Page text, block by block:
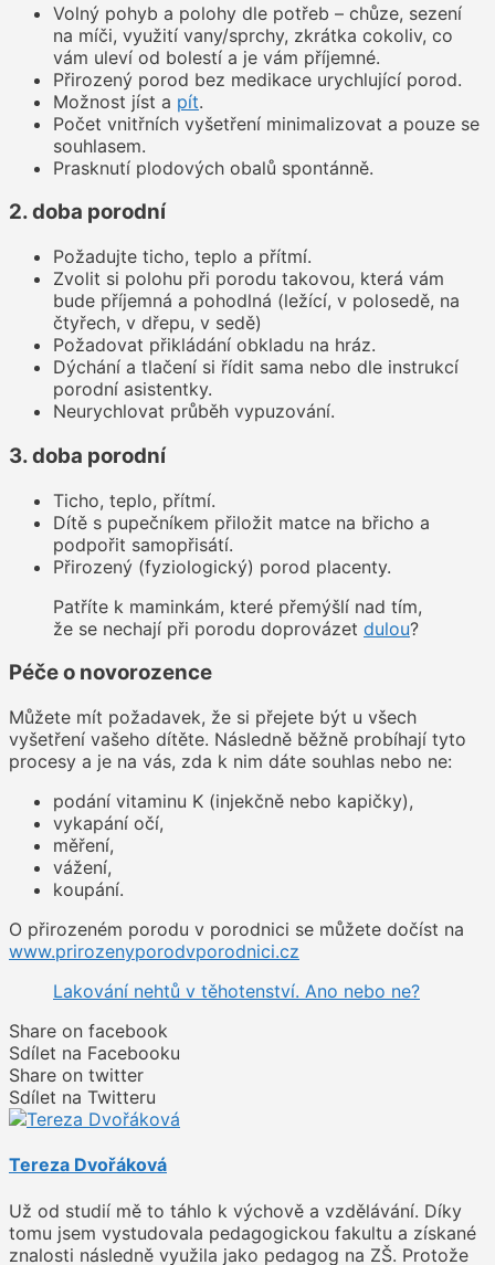
Volný pohyb a polohy dle potřeb – chůze, sezení
na míči, využití vany/sprchy, zkrátka cokoliv, co
vám uleví od bolestí a je vám příjemné.
Přirozený porod bez medikace urychlující porod.
Možnost jíst a pít.
Počet vnitřních vyšetření minimalizovat a pouze se
souhlasem.
Prasknutí plodových obalů spontánně.
2. doba porodní
Požadujte ticho, teplo a přítmí.
Zvolit si polohu při porodu takovou, která vám
bude příjemná a pohodlná (ležící, v polosedě, na
čtyřech, v dřepu, v sedě)
Požadovat přikládání obkladu na hráz.
Dýchání a tlačení si řídit sama nebo dle instrukcí
porodní asistentky.
Neurychlovat průběh vypuzování.
3. doba porodní
Ticho, teplo, přítmí.
Dítě s pupečníkem přiložit matce na břicho a
podpořit samopřisátí.
Přirozený (fyziologický) porod placenty.
Patříte k maminkám, které přemýšlí nad tím,
že se nechají při porodu doprovázet dulou?
Péče o novorozence
Můžete mít požadavek, že si přejete být u všech
vyšetření vašeho dítěte. Následně běžně probíhají tyto
procesy a je na vás, zda k nim dáte souhlas nebo ne:
podání vitaminu K (injekčně nebo kapičky),
vykapání očí,
měření,
vážení,
koupání.
O přirozeném porodu v porodnici se můžete dočíst na
www.prirozenyporodvporodnici.cz
Lakování nehtů v těhotenství. Ano nebo ne?
Share on facebook
Sdílet na Facebooku
Share on twitter
Sdílet na Twitteru
Tereza Dvořáková
Už od studií mě to táhlo k výchově a vzdělávání. Díky
tomu jsem vystudovala pedagogickou fakultu a získané
znalosti následně využila jako pedagog na ZŠ. Protože